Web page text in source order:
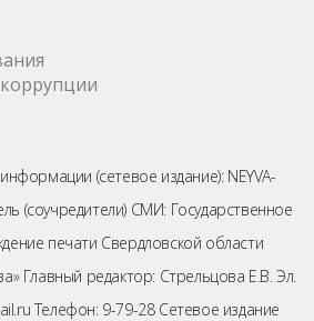
(сетевое издание): NEYVA-
(соучредители) СМИ: Государственное
печати Свердловской области
Главный редактор: Стрельцова Е.В. Эл.
Телефон: 9-79-28 Сетевое издание